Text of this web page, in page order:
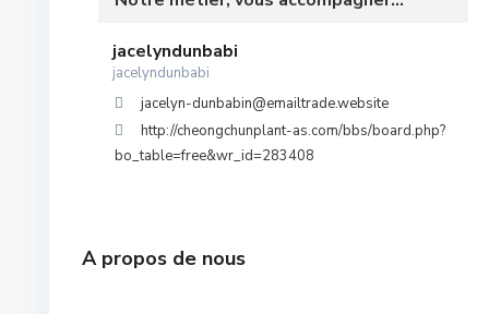
jacelyndunbabi
jacelyndunbabi
jacelyn-dunbabin@emailtrade.website
http://cheongchunplant-as.com/bbs/board.php?
bo_table=free&wr_id=283408
A propos de nous